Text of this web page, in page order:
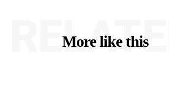
More like this
RELATED